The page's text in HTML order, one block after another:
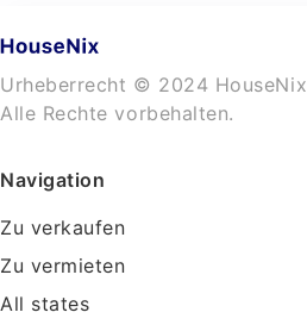
Urheberrecht © 2024 HouseNix
Alle Rechte vorbehalten.
Navigation
Zu verkaufen
Zu vermieten
All states